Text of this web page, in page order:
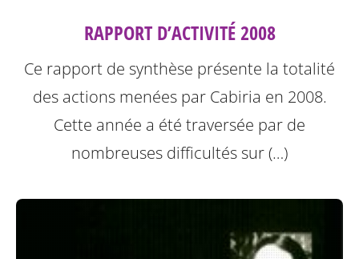
RAPPORT D’ACTIVITÉ 2008
Ce rapport de synthèse présente la totalité
des actions menées par Cabiria en 2008.
Cette année a été traversée par de
nombreuses difficultés sur (…)